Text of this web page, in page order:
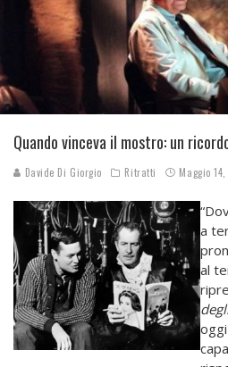
Quando vinceva il mostro: un
Davide Di Giorgio Ritratti Maggio
a
al